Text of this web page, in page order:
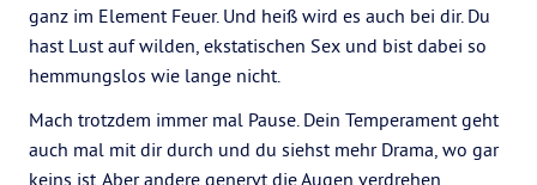
ganz im Element Feuer. Und heiß wird es auch bei dir. Du
hast Lust auf wilden, ekstatischen Sex und bist dabei so
hemmungslos wie lange nicht.
Mach trotzdem immer mal Pause. Dein Temperament geht
auch mal mit dir durch und du siehst mehr Drama, wo gar
keins ist. Aber andere genervt die Augen verdrehen,